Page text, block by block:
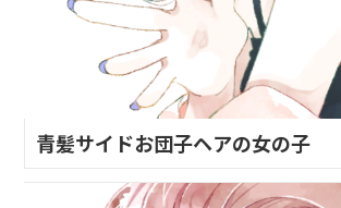
青髪サイドお団子ヘアの女の子